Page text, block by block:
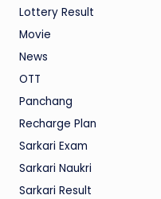
Lottery Result
Movie
News
OTT
Panchang
Recharge Plan
Sarkari Exam
Sarkari Naukri
Sarkari Result